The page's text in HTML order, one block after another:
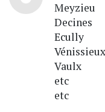
Meyzieu
Decines
Ecully
Vénissieux
Vaulx
etc
etc